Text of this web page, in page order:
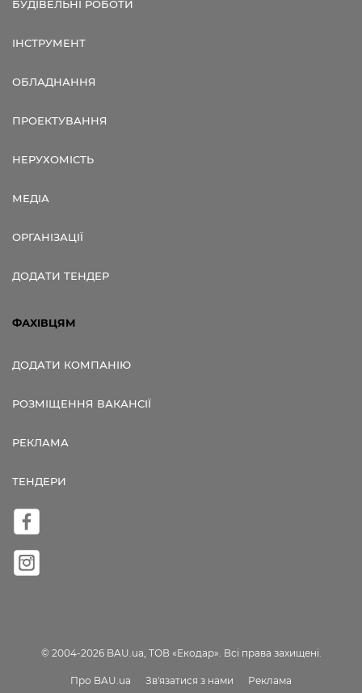
БУДІВЕЛЬНІ РОБОТИ
ІНСТРУМЕНТ
ОБЛАДНАННЯ
ПРОЕКТУВАННЯ
НЕРУХОМІСТЬ
МЕДІА
ОРГАНІЗАЦІЇ
ДОДАТИ ТЕНДЕР
ФАХІВЦЯМ
ДОДАТИ КОМПАНІЮ
РОЗМІЩЕННЯ ВАКАНСІЇ
РЕКЛАМА
ТЕНДЕРИ
© 2004-2026 BAU.ua, ТОВ «Екодар». Всі права захищені.
Про BAU.ua Зв'язатися з нами Реклама